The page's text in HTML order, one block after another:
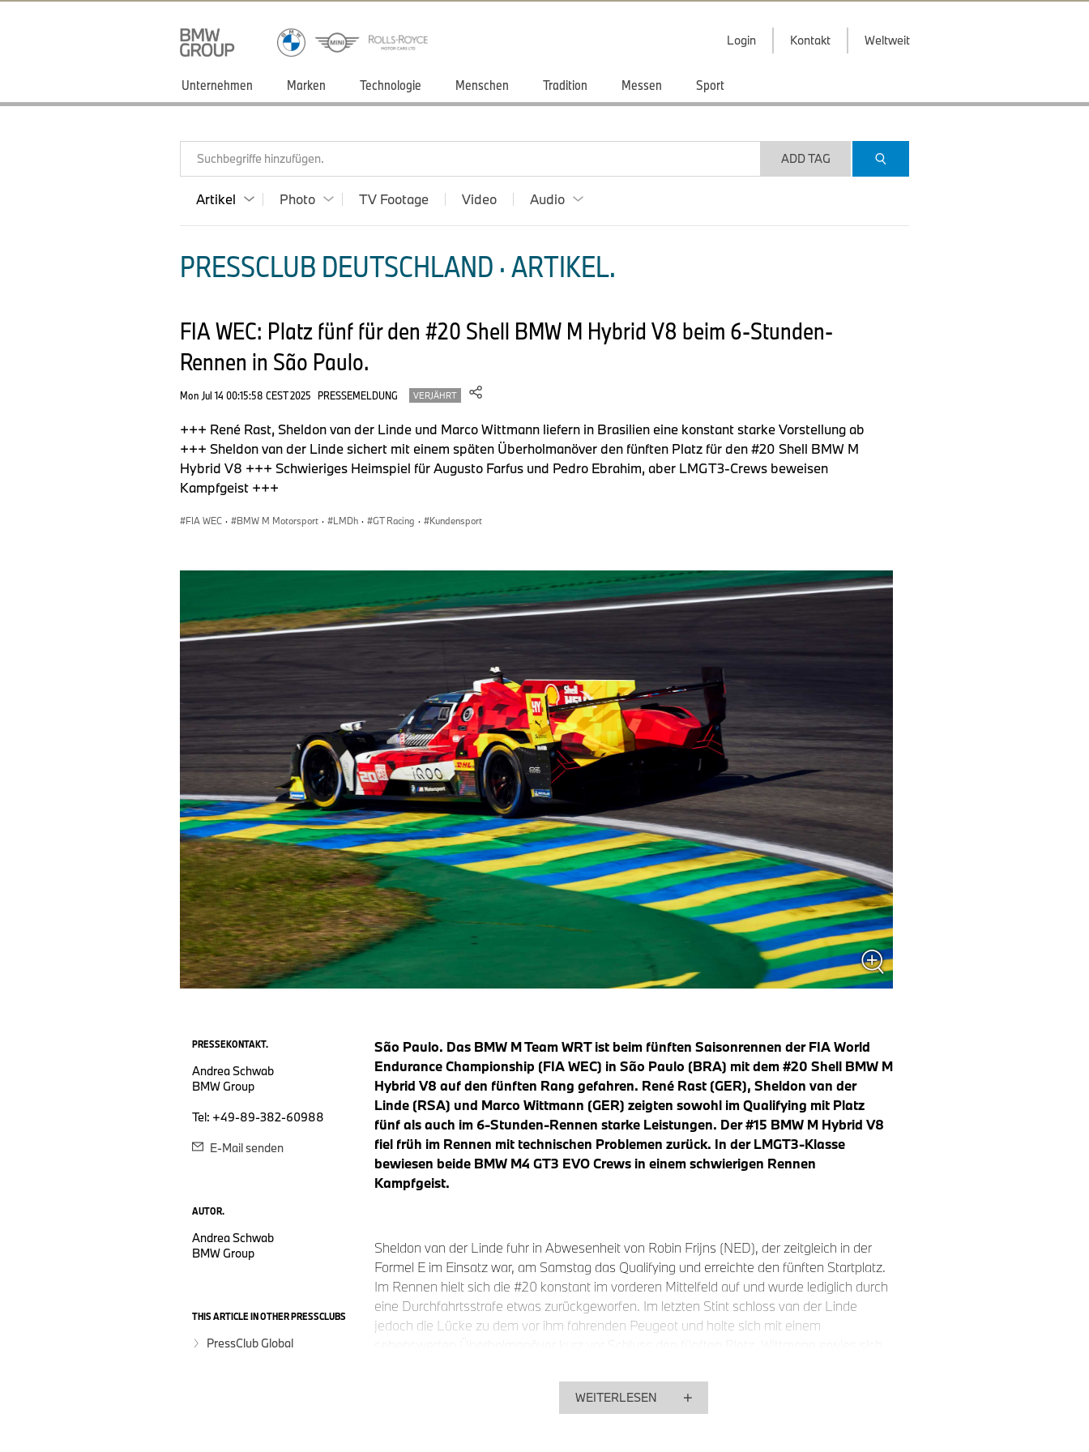
Login Kontakt Weltweit
Unternehmen Marken Technologie Menschen Tradition Messen Sport
Suchbegriffe hinzufügen. ADD TAG
Artikel Photo TV Footage Video Audio
PRESSCLUB DEUTSCHLAND · ARTIKEL.
FIA WEC: Platz fünf für den #20 Shell BMW M Hybrid V8 beim 6-Stunden-
Rennen in São Paulo.
Mon Jul 14 00:15:58 CEST 2025 PRESSEMELDUNG VERJÄHRT
+++ René Rast, Sheldon van der Linde und Marco Wittmann liefern in Brasilien eine konstant starke Vorstellung ab
+++ Sheldon van der Linde sichert mit einem späten Überholmanöver den fünften Platz für den #20 Shell BMW M
Hybrid V8 +++ Schwieriges Heimspiel für Augusto Farfus und Pedro Ebrahim, aber LMGT3-Crews beweisen
Kampfgeist +++
FIA WEC · BMW M Motorsport · LMDh · GT Racing · Kundensport
PRESSEKONTAKT.
Andrea Schwab
BMW Group
Tel: +49-89-382-60988
E-Mail senden
AUTOR.
Andrea Schwab
BMW Group
THIS ARTICLE IN OTHER PRESSCLUBS
PressClub Global
São Paulo. Das BMW M Team WRT ist beim fünften Saisonrennen der FIA World
Endurance Championship (FIA WEC) in São Paulo (BRA) mit dem #20 Shell BMW M
Hybrid V8 auf den fünften Rang gefahren. René Rast (GER), Sheldon van der
Linde (RSA) und Marco Wittmann (GER) zeigten sowohl im Qualifying mit Platz
fünf als auch im 6-Stunden-Rennen starke Leistungen. Der #15 BMW M Hybrid V8
fiel früh im Rennen mit technischen Problemen zurück. In der LMGT3-Klasse
bewiesen beide BMW M4 GT3 EVO Crews in einem schwierigen Rennen
Kampfgeist.
Sheldon van der Linde fuhr in Abwesenheit von Robin Frijns (NED), der zeitgleich in der
Formel E im Einsatz war, am Samstag das Qualifying und erreichte den fünften Startplatz.
Im Rennen hielt sich die #20 konstant im vorderen Mittelfeld auf und wurde lediglich durch
eine Durchfahrtsstrafe etwas zurückgeworfen. Im letzten Stint schloss van der Linde
jedoch die Lücke zu dem vor ihm fahrenden Peugeot und holte sich mit einem
M Hybrid V8 mit Kevin Magnussen (DEN), Raffaele Marciello (SUI) und Dries Vanthoor
(BEL) startete von Platz acht, musste aber schon nach wenigen Runden aufgrund von
WEITERLESEN